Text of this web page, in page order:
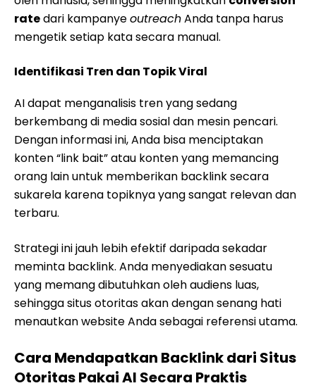
ratedari kampanyeoutreachAnda tanpa harus
mengetik setiap kata secara manual.
Identifikasi Tren dan Topik Viral
AI dapat menganalisis tren yang sedang
berkembang di media sosial dan mesin pencari.
Dengan informasi ini, Anda bisa menciptakan
konten “link bait” atau konten yang memancing
orang lain untuk memberikan backlink secara
sukarela karena topiknya yang sangat relevan dan
terbaru.
Strategi ini jauh lebih efektif daripada sekadar
meminta backlink. Anda menyediakan sesuatu
yang memang dibutuhkan oleh audiens luas,
sehingga situs otoritas akan dengan senang hati
menautkan website Anda sebagai referensi utama.
Cara Mendapatkan Backlink dari Situs
Otoritas Pakai AI Secara Praktis